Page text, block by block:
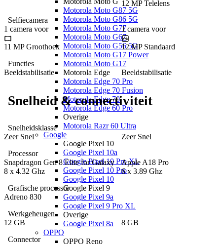
Motorola Moto G87 5G
Motorola Moto G86 5G
Motorola Moto G77
Motorola Moto G67
Motorola Moto G56 5G
Motorola Moto G17 Power
Motorola Moto G17
Motorola Edge
Motorola Edge 70 Pro
Motorola Edge 70 Fusion
Motorola Edge 70
Motorola Edge 60 Pro
Overige
Motorola Razr 60 Ultra
Google
Google Pixel 10
Google Pixel 10a
Google Pixel 10 Pro XL
Google Pixel 10 Pro
Google Pixel 10
Google Pixel 9
Google Pixel 9a
Google Pixel 9 Pro XL
Overige
Google Pixel 8a
OPPO
OPPO Reno
12 MPTelelens
Selfiecamera
1 camera voor
11 MPGroothoek
1 camera voor
12 MP Standaard
Functies
Beeldstabilisatie
Beeldstabilisatie
Snelheid & connectiviteit
Snelheidsklasse
Zeer Snel
Zeer Snel
Processor
Snapdragon Gen 8 Elite for Galaxy
8 x 4.32 Ghz
Apple A18 Pro
6x 3.89 Ghz
Grafische processor
Adreno 830
Werkgeheugen
12 GB
8 GB
Connector